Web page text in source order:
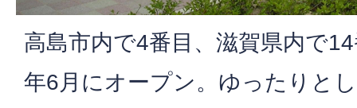
高島市内で4番目、滋賀県内で
年6月にオープン。ゆったりと